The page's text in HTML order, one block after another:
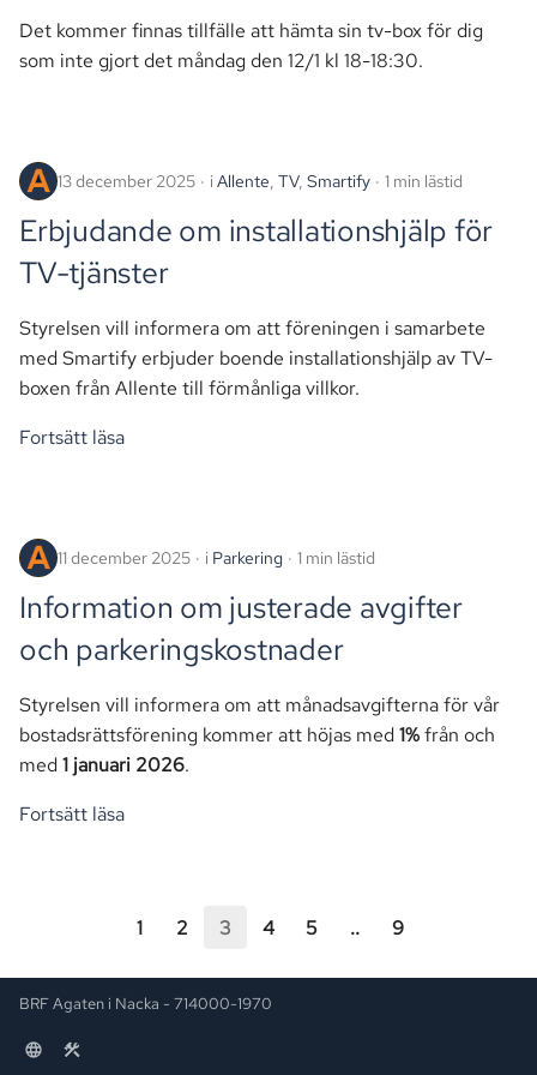
Det kommer finnas tillfälle att hämta sin tv-box för dig
som inte gjort det måndag den 12/1 kl 18-18:30.
13 december 2025 i Allente, TV, Smartify 1 min lästid
Erbjudande om installationshjälp för
TV-tjänster
Styrelsen vill informera om att föreningen i samarbete
med Smartify erbjuder boende installationshjälp av TV-
boxen från Allente till förmånliga villkor.
Fortsätt läsa
11 december 2025 i Parkering 1 min lästid
Information om justerade avgifter
och parkeringskostnader
Styrelsen vill informera om att månadsavgifterna för vår
bostadsrättsförening kommer att höjas med1%från och
med1 januari 2026.
Fortsätt läsa
1 2 3 4 5 .. 9
BRF Agaten i Nacka - 714000-1970